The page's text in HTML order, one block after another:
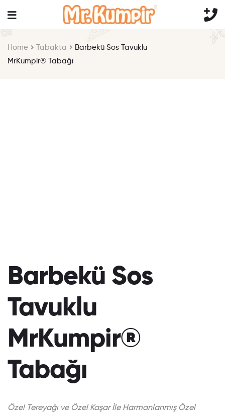
Home Tabakta
Barbekü Sos Tavuklu
MrKumpir® Tabağı
Barbekü Sos
Tavuklu
MrKumpir®
Tabağı
Özel Tereyağı ve Özel Kaşar İle Harmanlanmış Özel